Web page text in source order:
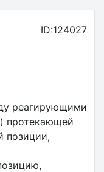
ID:124027
реагирующими
протекающей
позиции,